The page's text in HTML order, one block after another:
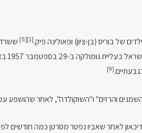
של בוריס (בן-ציון) ופאולינה פיק.[1]
[5]
בספטמבר 1957 באנייה "עליה",
[9]
לאחר שאביו נפטר מסרטן כמה חודשים לפני